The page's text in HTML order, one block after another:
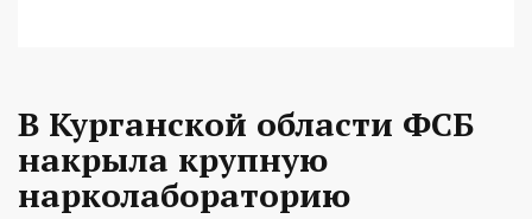
В Курганской области ФСБ
накрыла крупную
нарколабораторию